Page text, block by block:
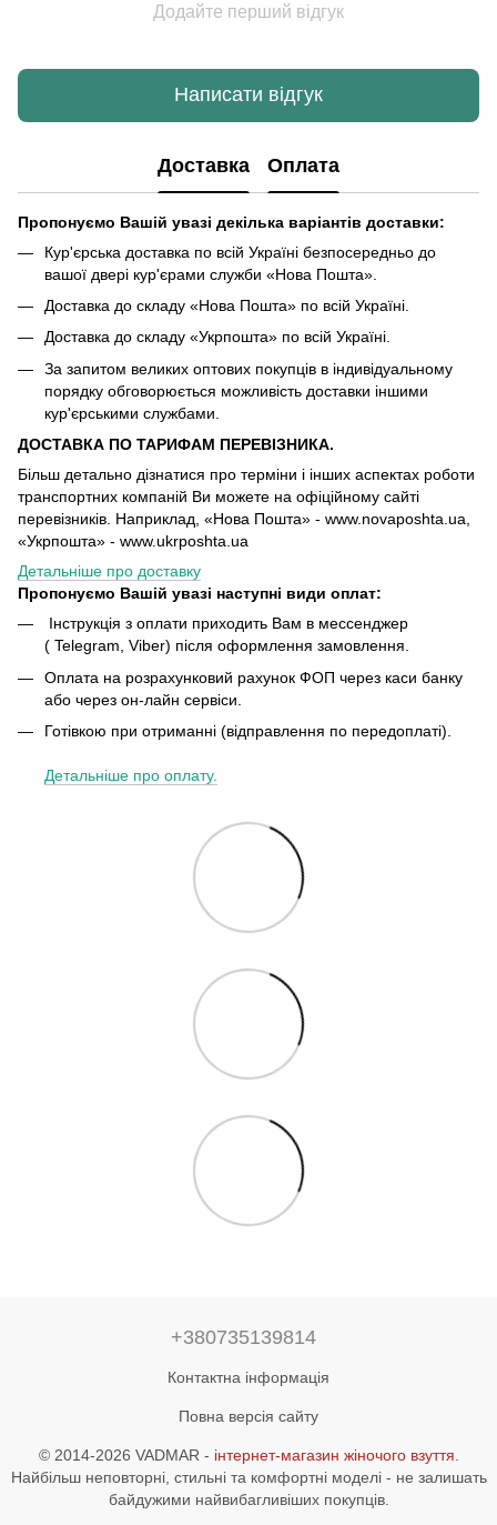
Додайте перший відгук
Написати відгук
Доставка Оплата
Пропонуємо Вашій увазі декілька варіантів доставки:
Кур'єрська доставка по всій Україні безпосередньо до
вашої двері кур'єрами служби «Нова Пошта».
Доставка до складу «Нова Пошта» по всій Україні.
Доставка до складу «Укрпошта» по всій Україні.
За запитом великих оптових покупців в індивідуальному
порядку обговорюється можливість доставки іншими
кур'єрськими службами.
ДОСТАВКА ПО ТАРИФАМ ПЕРЕВІЗНИКА.
Більш детально дізнатися про терміни і інших аспектах роботи
транспортних компаній Ви можете на офіційному сайті
перевізників. Наприклад, «Нова Пошта» - www.novaposhta.ua,
«Укрпошта» - www.ukrposhta.ua
Детальніше про доставку
Пропонуємо Вашій увазі наступні види оплат:
Інструкція з оплати приходить Вам в мессенджер
( Telegram, Viber) після оформлення замовлення.
Оплата на розрахунковий рахунок ФОП через каси банку
або через он-лайн сервіси.
Готівкою при отриманні (відправлення по передоплаті).
Детальніше про оплату.
+380735139814
Контактна інформація
Повна версія сайту
© 2014-2026 VADMAR - інтернет-магазин жіночого взуття
Найбільш неповторні, стильні та комфортні моделі - не залишать
байдужими найвибагливіших покупців.